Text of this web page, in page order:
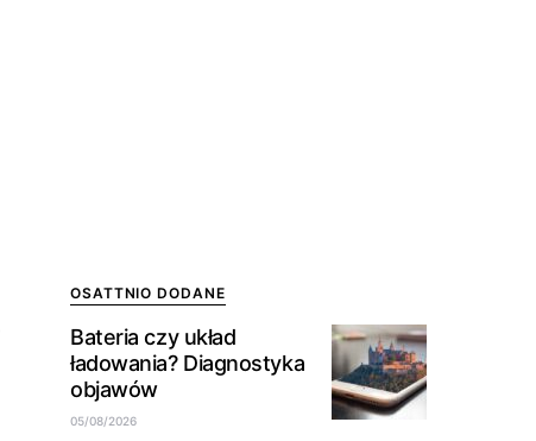
OSATTNIO DODANE
Bateria czy układ
ładowania? Diagnostyka
objawów
05/08/2026